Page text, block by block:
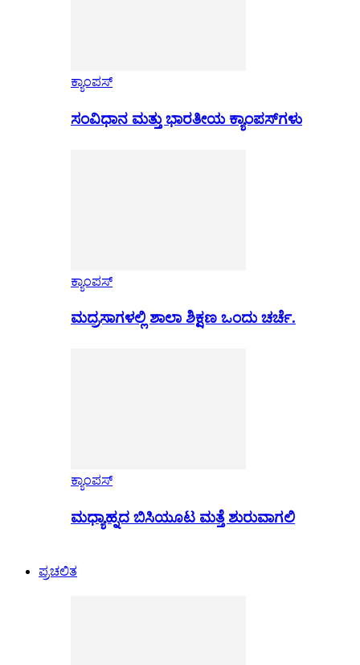
ಕ್ಯಾಂಪಸ್
ಸಂವಿಧಾನ ಮತ್ತು ಭಾರತೀಯ ಕ್ಯಾಂಪಸ್‌ಗಳು
ಕ್ಯಾಂಪಸ್
ಮದ್ರಸಾಗಳಲ್ಲಿ ಶಾಲಾ ಶಿಕ್ಷಣ ಒಂದು ಚರ್ಚೆ.
ಕ್ಯಾಂಪಸ್
ಮಧ್ಯಾಹ್ನದ ಬಿಸಿಯೂಟ ಮತ್ತೆ ಶುರುವಾಗಲಿ
ಪ್ರಚಲಿತ